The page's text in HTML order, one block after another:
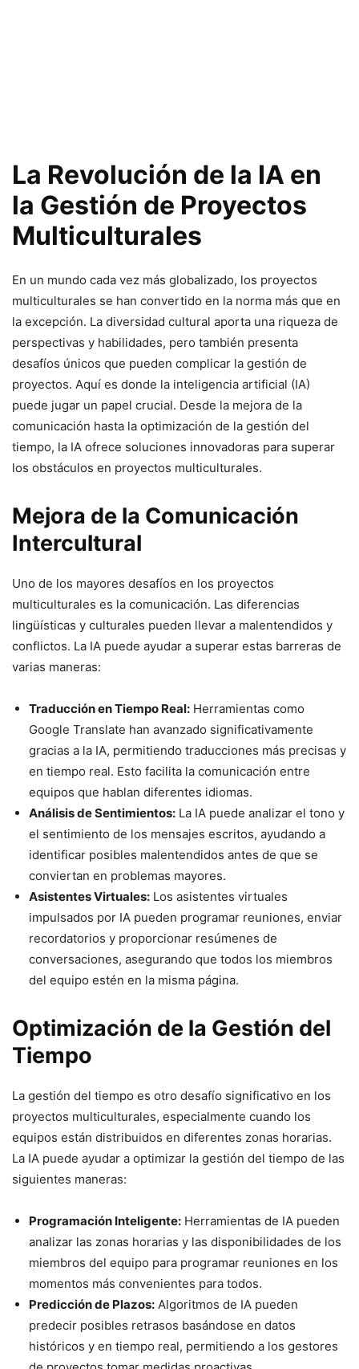
La Revolución de la IA en
la Gestión de Proyectos
Multiculturales
En un mundo cada vez más globalizado, los proyectos
multiculturales se han convertido en la norma más que en
la excepción. La diversidad cultural aporta una riqueza de
perspectivas y habilidades, pero también presenta
desafíos únicos que pueden complicar la gestión de
proyectos. Aquí es donde la inteligencia artificial (IA)
puede jugar un papel crucial. Desde la mejora de la
comunicación hasta la optimización de la gestión del
tiempo, la IA ofrece soluciones innovadoras para superar
los obstáculos en proyectos multiculturales.
Mejora de la Comunicación
Intercultural
Uno de los mayores desafíos en los proyectos
multiculturales es la comunicación. Las diferencias
lingüísticas y culturales pueden llevar a malentendidos y
conflictos. La IA puede ayudar a superar estas barreras de
varias maneras:
Traducción en Tiempo Real: Herramientas como
Google Translate han avanzado significativamente
gracias a la IA, permitiendo traducciones más precisas y
en tiempo real. Esto facilita la comunicación entre
equipos que hablan diferentes idiomas.
Análisis de Sentimientos: La IA puede analizar el tono y
el sentimiento de los mensajes escritos, ayudando a
identificar posibles malentendidos antes de que se
conviertan en problemas mayores.
Asistentes Virtuales: Los asistentes virtuales
impulsados por IA pueden programar reuniones, enviar
recordatorios y proporcionar resúmenes de
conversaciones, asegurando que todos los miembros
del equipo estén en la misma página.
Optimización de la Gestión del
Tiempo
La gestión del tiempo es otro desafío significativo en los
proyectos multiculturales, especialmente cuando los
equipos están distribuidos en diferentes zonas horarias.
La IA puede ayudar a optimizar la gestión del tiempo de las
siguientes maneras:
Programación Inteligente: Herramientas de IA pueden
analizar las zonas horarias y las disponibilidades de los
miembros del equipo para programar reuniones en los
momentos más convenientes para todos.
Predicción de Plazos: Algoritmos de IA pueden
predecir posibles retrasos basándose en datos
históricos y en tiempo real, permitiendo a los gestores